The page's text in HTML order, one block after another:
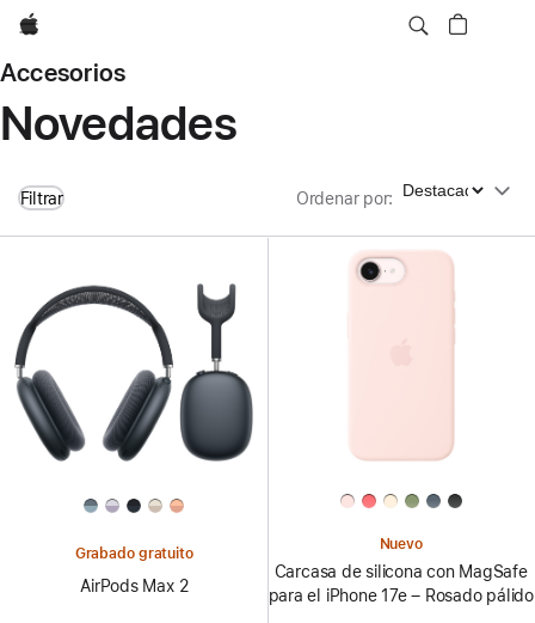
Apple
Accesorios
Novedades
Filtrar Ordenar por: Ordenar por
Grabado gratuito
AirPods Max 2
Nuevo
Carcasa de silicona con MagSafe
para el iPhone 17e – Rosado pálido